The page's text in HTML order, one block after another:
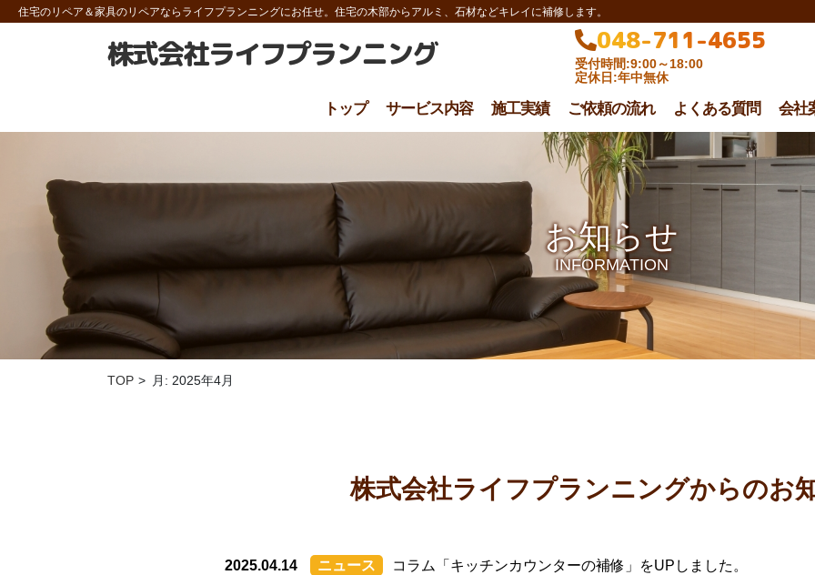
住宅のリペア＆家具のリペアならライフプランニングにお任せ。住宅の木部からアルミ、石材などキレイに補修します。
株式会社ライフプランニング 048-711-4655
受付時間:9:00～18:00
定休日:年中無休
トップ サービス内容 施工実績 ご依頼の流れ よくある質問 会社
お知らせ
INFORMATION
TOP 月: 2025年4月
株式会社ライフプランニングからのお
2025.04.14 ニュース コラム「キッチンカウンターの補修」をUPしました。